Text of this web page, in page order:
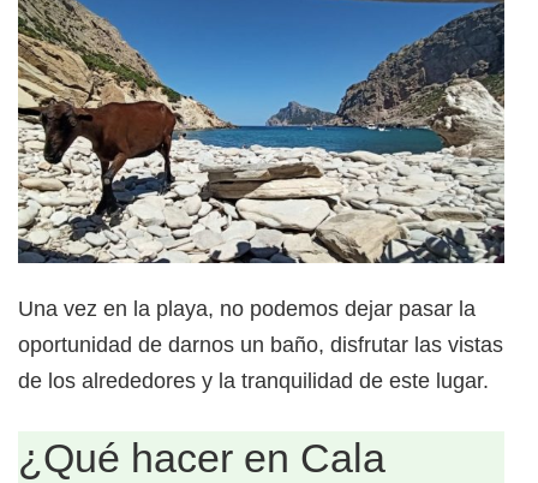
Una vez en la playa, no podemos dejar pasar la
oportunidad de darnos un baño, disfrutar las vistas
de los alrededores y la tranquilidad de este lugar.
¿Qué hacer en Cala